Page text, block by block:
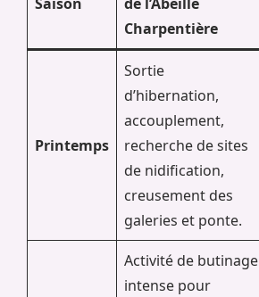
Saison
de l’Abeille
Charpentière
Printemps
Sortie
d’hibernation,
accouplement,
recherche de sites
de nidification,
creusement des
galeries et ponte.
Activité de butinage
intense pour